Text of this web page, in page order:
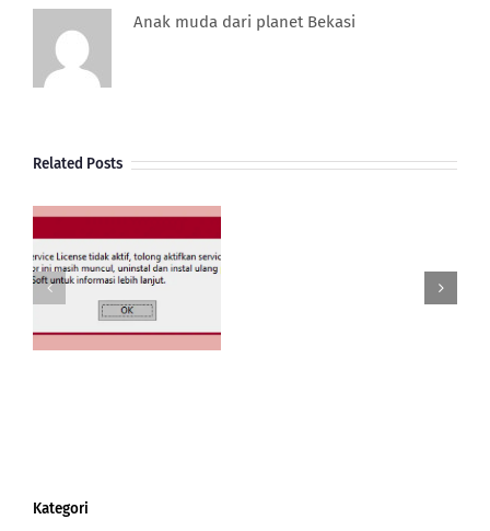
Anak muda dari planet Bekasi
Related Posts
Kategori